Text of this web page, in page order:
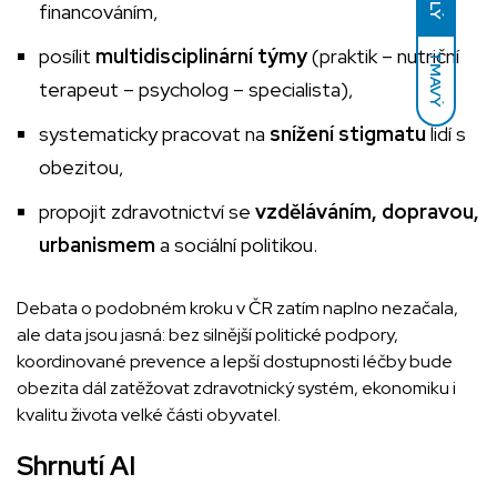
TMAVÝ
financováním,
posílit multidisciplinární týmy(praktik – nutriční
terapeut – psycholog – specialista),
systematicky pracovat na snížení stigmatulidí s
obezitou,
propojit zdravotnictví se vzděláváním, dopravou,
urbanismem a sociální politikou.
Debata o podobném kroku v ČR zatím naplno nezačala,
ale data jsou jasná: bez silnější politické podpory,
koordinované prevence a lepší dostupnosti léčby bude
obezita dál zatěžovat zdravotnický systém, ekonomiku i
kvalitu života velké části obyvatel.
Shrnutí AI